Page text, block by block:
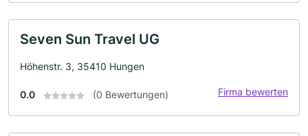
Seven Sun Travel UG
Höhenstr. 3, 35410 Hungen
0.0 (0 Bewertungen) Firma bewerten